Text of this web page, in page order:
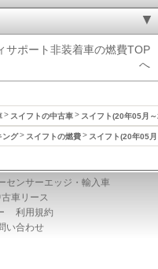
ポート非装着車の燃費TOP
へ
スイフトの中古車 スイフト(20年05月
ング スイフトの燃費 スイフト(20年05
センサーエッジ・輸入車
車リース
利用規約
い合わせ